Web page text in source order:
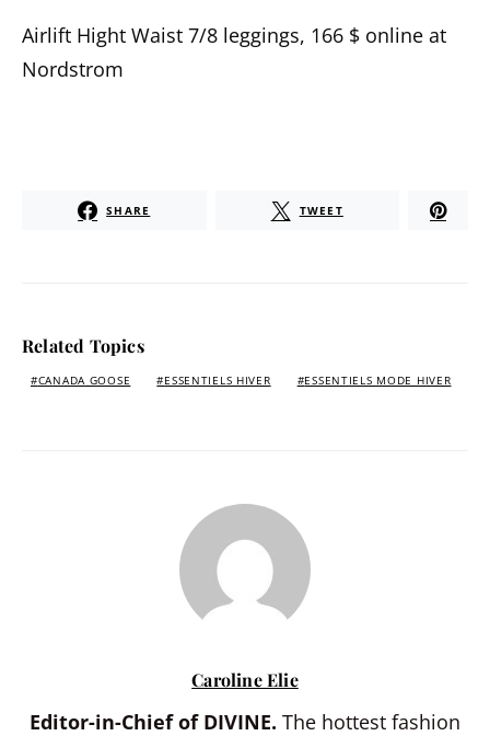
Airlift Hight Waist 7/8 leggings, 166 $ online at
Nordstrom
SHARE TWEET
Related Topics
CANADA GOOSE ESSENTIELS HIVER ESSENTIELS MODE HIVER
Caroline Elie
Editor-in-Chief of DIVINE. The hottest fashion